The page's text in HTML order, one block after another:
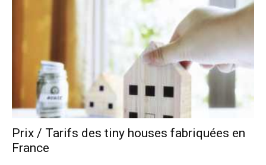
Prix / Tarifs des tiny houses fabriquées en
France